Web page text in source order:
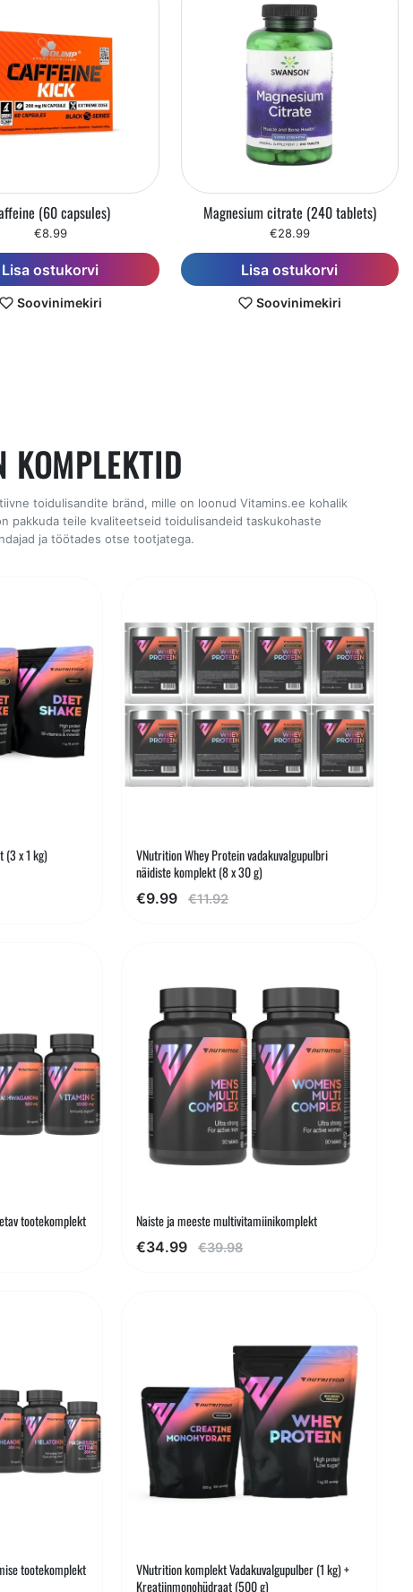
(60 capsules)
€8.99
Lisa ostukorvi
Soovinimekiri
Magnesium citrate (240 tablets)
€28.99
Lisa ostukorvi
Soovinimekiri
KOMPLEKTID
toidulisandite bränd, mille on loonud Vitamins.ee kohalik
pakkuda teile kvaliteetseid toidulisandeid taskukohaste
ja töötades otse tootjatega.
(3 x 1 kg)
VNutrition Whey Protein vadakuvalgupulbri
näidiste komplekt (8 x 30 g)
€9.99 €11.92
tootekomplekt Naiste ja meeste multivitamiinikomplekt
€34.99 €39.98
tootekomplekt
VNutrition komplekt Vadakuvalgupulber (1 kg) +
Kreatiinmonohüdraat (500 g)